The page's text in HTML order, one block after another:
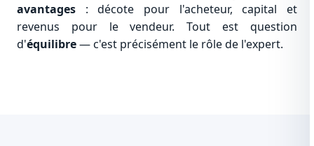
avantages : décote pour l'acheteur, capital et
revenus pour le vendeur. Tout est question
d'équilibre— c'est précisément le rôle de l'expert.